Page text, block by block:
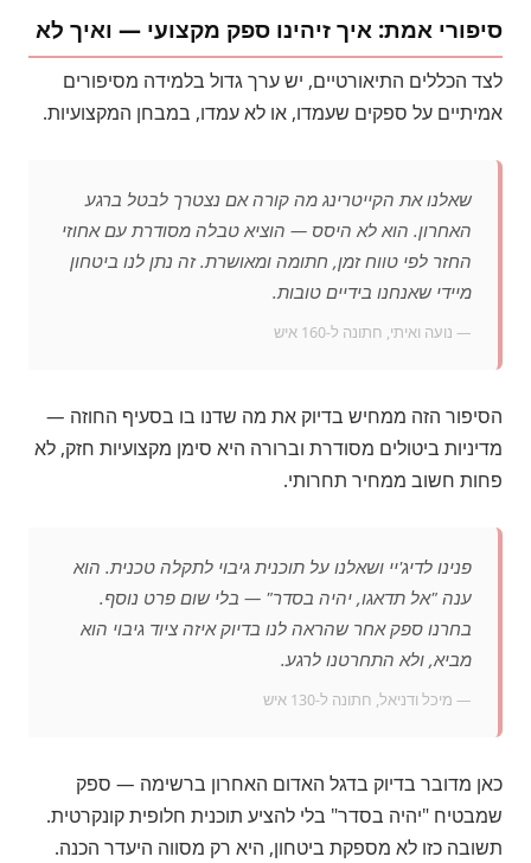
סיפורי אמת: איך זיהינו ספק מקצועי — ואיך לא
לצד הכללים התיאורטיים, יש ערך גדול בלמידה מסיפורים
אמיתיים על ספקים שעמדו, או לא עמדו, במבחן המקצועיות.
שאלנו את הקייטרינג מה קורה אם נצטרך לבטל ברגע
האחרון. הוא לא היסס — הוציא טבלה מסודרת עם אחוזי
החזר לפי טווח זמן, חתומה ומאושרת. זה נתן לנו ביטחון
מיידי שאנחנו בידיים טובות.
— נועה ואיתי, חתונה ל-160 איש
הסיפור הזה ממחיש בדיוק את מה שדנו בו בסעיף החוזה —
מדיניות ביטולים מסודרת וברורה היא סימן מקצועיות חזק, לא
פחות חשוב ממחיר תחרותי.
פנינו לדיג'יי ושאלנו על תוכנית גיבוי לתקלה טכנית. הוא
ענה "אל תדאגו, יהיה בסדר" — בלי שום פרט נוסף.
בחרנו ספק אחר שהראה לנו בדיוק איזה ציוד גיבוי הוא
מביא, ולא התחרטנו לרגע.
— מיכל ודניאל, חתונה ל-130 איש
כאן מדובר בדיוק בדגל האדום האחרון ברשימה — ספק
שמבטיח "יהיה בסדר" בלי להציע תוכנית חלופית קונקרטית.
תשובה כזו לא מספקת ביטחון, היא רק מסווה היעדר הכנה.